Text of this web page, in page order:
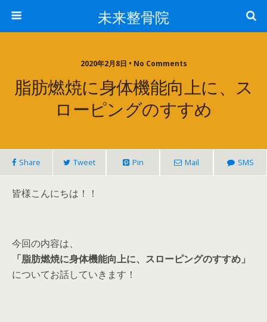
未来整骨院
2020年2月8日 • No Comments
脂肪燃焼に身体機能向上に、ス
ローピングのすすめ
Share Tweet Pin Mail SMS
皆様こんにちは！！
今回の内容は、
「脂肪燃焼に身体機能向上に、スローピングのすすめ」
についてお話していきます！